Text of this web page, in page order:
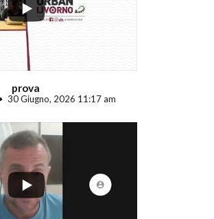
prova
30 Giugno, 2026 11:17 am